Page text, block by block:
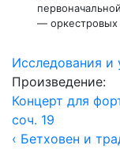
— оркестровых
Исследования и
Произведение:
Концерт для
соч. 19
‹ Бетховен и